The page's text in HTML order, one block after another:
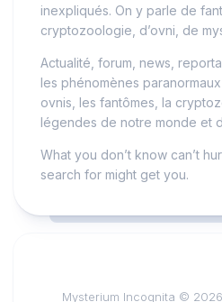
inexpliqués. On y parle de
cryptozoologie, d’ovni, de
Actualité, forum, news,
les phénomènes
ovnis, les fantômes, la
légendes de notre monde et
What you don’t know can’t
search for might get you.
Mysterium Incognita ©